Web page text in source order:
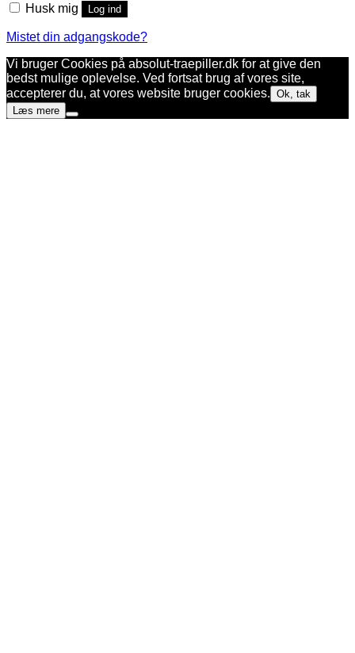
Husk mig Log ind
Mistet din adgangskode?
Vi bruger Cookies på absolut-traepiller.dk for at give den
bedst mulige oplevelse. Ved fortsat brug af vores site,
accepterer du, at vores website bruger cookies. Ok, tak
Læs mere